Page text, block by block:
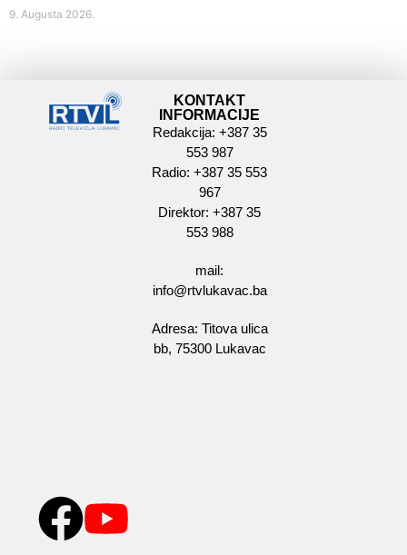
9. Augusta 2026.
KONTAKT
INFORMACIJE
Redakcija: +387 35
553 987
Radio: +387 35 553
967
Direktor: +387 35
553 988
mail:
info@rtvlukavac.ba
Adresa: Titova ulica
bb, 75300 Lukavac